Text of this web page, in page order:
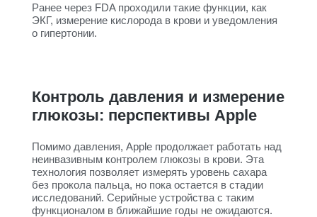
Ранее через FDA проходили такие функции, как
ЭКГ, измерение кислорода в крови и уведомления
о гипертонии.
Контроль давления и измерение
глюкозы: перспективы Apple
Помимо давления, Apple продолжает работать над
неинвазивным контролем глюкозы в крови. Эта
технология позволяет измерять уровень сахара
без прокола пальца, но пока остается в стадии
исследований. Серийные устройства с таким
функционалом в ближайшие годы не ожидаются.